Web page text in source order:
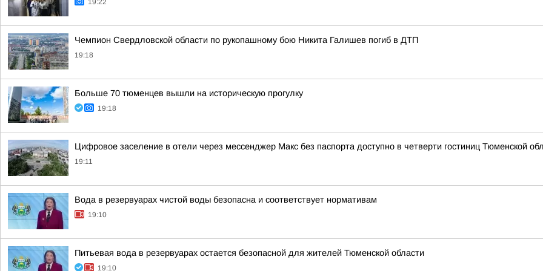
19:22
Чемпион Свердловской области по рукопашному бою Никита Галишев погиб в ДТП
19:18
Больше 70 тюменцев вышли на историческую прогулку
19:18
Цифровое заселение в отели через мессенджер Макс без паспорта доступно в четверти гостиниц Тюменской
19:11
Вода в резервуарах чистой воды безопасна и соответствует нормативам
19:10
Питьевая вода в резервуарах остается безопасной для жителей Тюменской области
19:10